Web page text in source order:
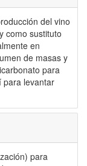
del vino
como sustituto
en
de masas y
para
para levantar
para